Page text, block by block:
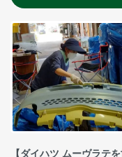
【ダイハツ ムーヴラテ